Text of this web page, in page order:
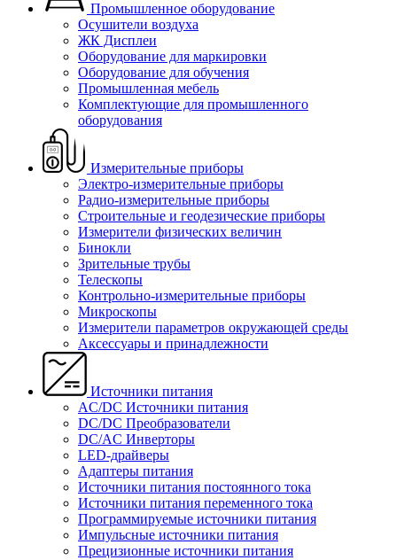
Промышленное оборудование
Осушители воздуха
ЖК Дисплеи
Оборудование для маркировки
Оборудование для обучения
Промышленная мебель
Комплектующие для промышленного
оборудования
Измерительные приборы
Электро-измерительные приборы
Радио-измерительные приборы
Строительные и геодезические приборы
Измерители физических величин
Бинокли
Зрительные трубы
Телескопы
Контрольно-измерительные приборы
Микроскопы
Измерители параметров окружающей среды
Аксессуары и принадлежности
Источники питания
AC/DC Источники питания
DC/DC Преобразователи
DC/AC Инверторы
LED-драйверы
Адаптеры питания
Источники питания постоянного тока
Источники питания переменного тока
Программируемые источники питания
Импульсные источники питания
Прецизионные источники питания